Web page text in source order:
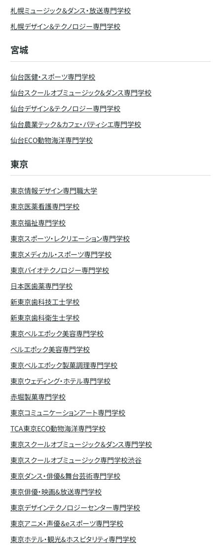
札幌ミュージック＆ダンス・放送専門学校
札幌デザイン＆テクノロジー専門学校
宮城
仙台医健・スポーツ専門学校
仙台スクールオブミュージック&ダンス専門学校
仙台デザイン＆テクノロジー専門学校
仙台農業テック＆カフェ・パティシエ専門学校
仙台ECO動物海洋専門学校
東京
東京情報デザイン専門職大学
東京医薬看護専門学校
東京福祉専門学校
東京スポーツ・レクリエーション専門学校
東京メディカル・スポーツ専門学校
東京バイオテクノロジー専門学校
日本医歯薬専門学校
新東京歯科技工士学校
新東京歯科衛生士学校
東京ベルエポック美容専門学校
ベルエポック美容専門学校
東京ベルエポック製菓調理専門学校
東京ウェディング・ホテル専門学校
赤堀製菓専門学校
東京コミュニケーションアート専門学校
TCA東京ECO動物海洋専門学校
東京スクールオブミュージック＆ダンス専門学校
東京スクールオブミュージック専門学校渋谷
東京ダンス・俳優&舞台芸術専門学校
東京俳優・映画&放送専門学校
東京デザインテクノロジーセンター専門学校
東京アニメ・声優＆eスポーツ専門学校
東京ホテル・観光&ホスピタリティ専門学校